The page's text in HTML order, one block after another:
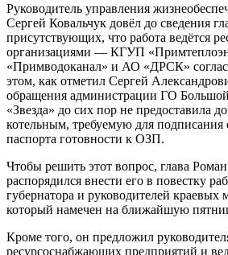
Руководитель управления
Сергей Ковальчук довёл до сведения
присутствующих, что работа ведётся
организациями — КГУП
«Примводоканал» и АО «ДРСК»
этом, как отметил Сергей
обращения администрации ГО
«Звезда» до сих пор не предоставила
котельным, требуемую для подписания
паспорта готовности к ОЗП.
Чтобы решить этот вопрос, глава
распорядился внести его в повестку
губернатора и руководителей
который намечен на ближайшую
Кроме того, он предложил
ресурсоснабжающих предприятий и